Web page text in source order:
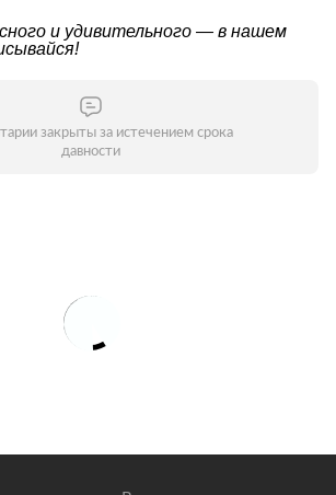
и удивительного — в нашем
закрыты за истечением срока
давности